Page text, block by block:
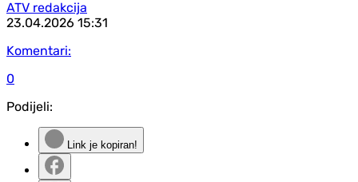
ATV redakcija
23.04.2026 15:31
Komentari:
0
Podijeli:
Link je kopiran!